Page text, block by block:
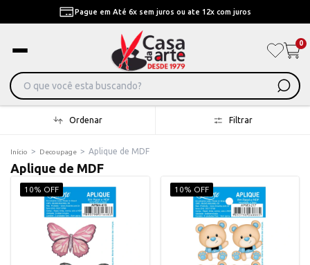
Pague em Até 6x sem juros ou ate 12x com juros
0
Ordenar Filtrar
Início > Decoupage > Aplique de MDF
Aplique de MDF
10% OFF 10% OFF